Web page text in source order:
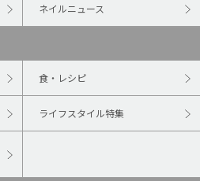
ネイルニュース
食・レシピ
ライフスタイル特集